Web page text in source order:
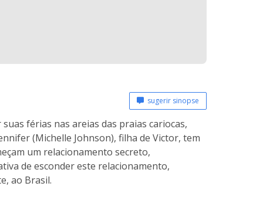
sugerir sinopse
férias nas areias das praias cariocas,
(Michelle Johnson), filha de Victor, tem
um relacionamento secreto,
de esconder este relacionamento,
ao Brasil.